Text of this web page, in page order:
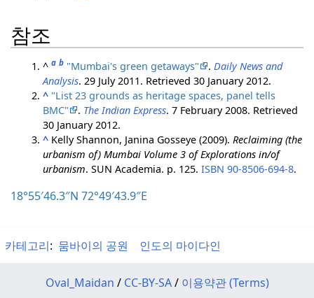
참조
^a b "Mumbai's green getaways" . Daily News and
Analysis. 29 July 2011. Retrieved30 January2012.
^ "List 23 grounds as heritage spaces, panel tells
BMC"
. The Indian Express. 7 February 2008. Retrieved
30 January2012.
^ Kelly Shannon, Janina Gosseye (2009). Reclaiming (the
urbanism of) Mumbai Volume 3 of Explorations in/of
urbanism. SUN Academia. p. 125.ISBN 90-8506-694-8.
18°55′46.3″N 72°49′43.9″E
카테고리: 뭄바이의 공원 인도의 마이다인
Oval_Maidan / CC-BY-SA/ 이용약관 (Terms)